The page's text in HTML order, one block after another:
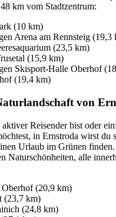
km vom Stadtzentrum:
(10 km)
Arena am Rennsteig (19,3
(23,5 km)
(15,9 km)
Skisport-Halle Oberhof
(19,4 km)
von
Reisender bist oder
in Ernstroda wirst du
Urlaub im Grünen
Naturschönheiten, alle
Oberhof (20,9 km)
(23,7 km)
(24,8 km)